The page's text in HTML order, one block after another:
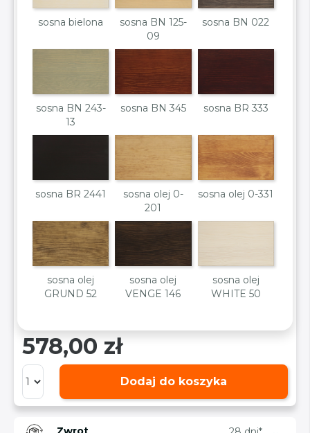
sosna bielona
sosna BN 125-
09
sosna BN 022
sosna BN 243-
13
sosna BN 345 sosna BR 333
sosna BR 2441
sosna olej 0-
201
sosna olej 0-331
sosna olej
GRUND 52
sosna olej
VENGE 146
sosna olej
WHITE 50
578,00 zł
Dodaj do koszyka